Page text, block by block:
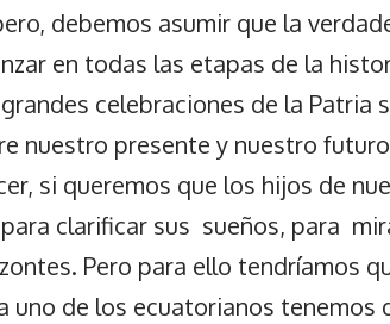
debemos asumir que la
en todas las etapas de la
celebraciones de la
nuestro presente y nuestro
si queremos que los hijos de
clarificar sus sueños, para
Pero para ello tendríamos
uno de los ecuatorianos tenemos